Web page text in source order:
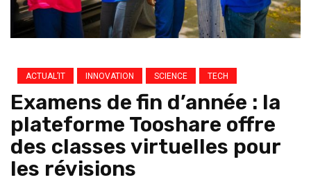
ACTUAL’IT INNOVATION SCIENCE TECH
Examens de fin d’année : la
plateforme Tooshare offre
des classes virtuelles pour
les révisions